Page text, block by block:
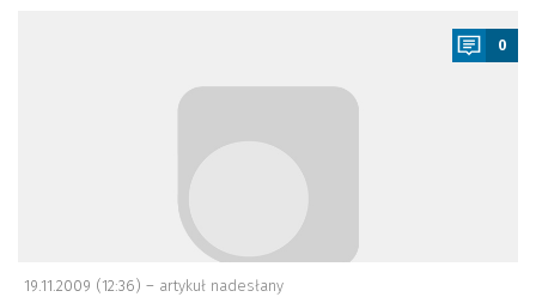
0
19.11.2009 (12:36) – artykuł nadesłany